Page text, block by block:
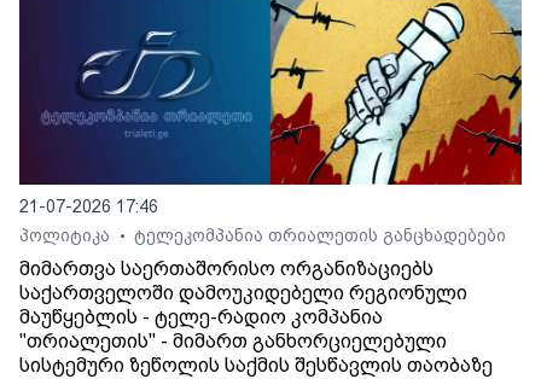
21-07-2026 17:46
პოლიტიკა
• ტელეკომპანია თრიალეთის განცხადებები
მიმართვა საერთაშორისო ორგანიზაციებს
საქართველოში დამოუკიდებელი რეგიონული
მაუწყებლის - ტელე-რადიო კომპანია
"თრიალეთის" - მიმართ განხორციელებული
სისტემური ზეწოლის საქმის შესწავლის თაობაზე